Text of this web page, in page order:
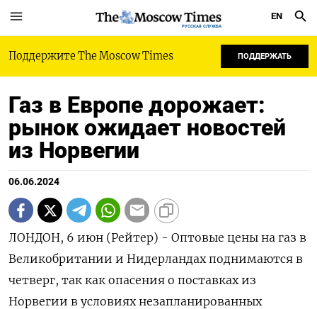
РУССКАЯ СЛУЖБА
EN
Поддержите The Moscow Times ПОДДЕРЖАТЬ
Газ в Европе дорожает:
рынок ожидает новостей
из Норвегии
06.06.2024
ЛОНДОН, 6 июн (Рейтер) - Оптовые цены на газ в
Великобритании и Нидерландах поднимаются в
четверг, так как опасения о поставках из
Норвегии в условиях незапланированных